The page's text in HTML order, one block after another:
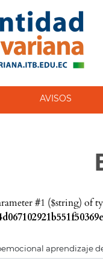
AVISOS
#1 ($string) of